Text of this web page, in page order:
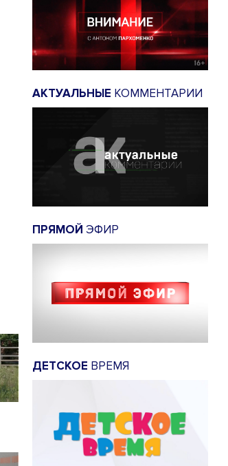
АКТУАЛЬНЫЕ КОММЕНТАРИИ
ПРЯМОЙ ЭФИР
ДЕТСКОЕ ВРЕМЯ